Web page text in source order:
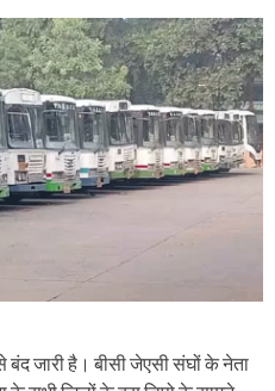
जारी है। बीसी जेएसी संघों के नेता